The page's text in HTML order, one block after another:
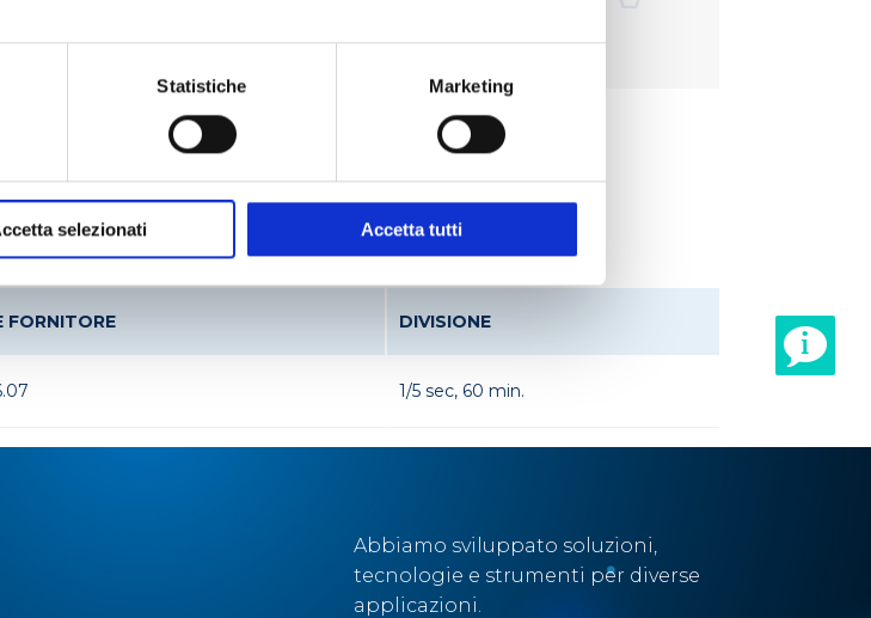
Statistiche Marketing
selezionati Accetta tutti
FORNITORE DIVISIONE
1/5 sec, 60 min.
Abbiamo sviluppato soluzioni,
tecnologie e strumenti per diverse
applicazioni.